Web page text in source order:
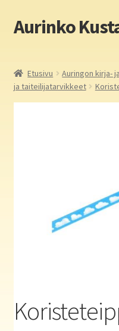
Siirry
navigointiin
Siirry
sisältöön
Aurinko
Yritys
Auringon kirja- ja
Etusivu Auringon kirja-
ja taiteilijatarvikkeet